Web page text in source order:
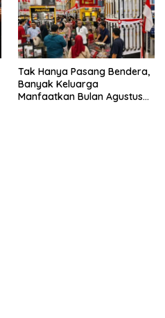
Tak Hanya Pasang Bendera,
Banyak Keluarga
Manfaatkan Bulan Agustus